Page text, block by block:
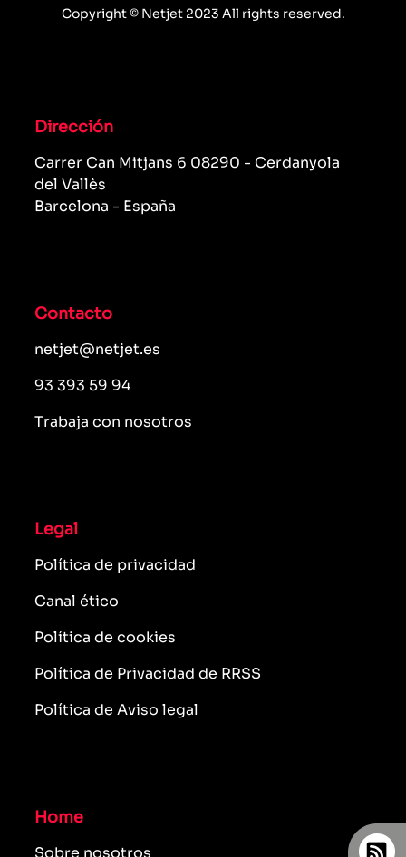
Copyright © Netjet 2023 All rights reserved.
Dirección
Carrer Can Mitjans 6 08290 - Cerdanyola
del Vallès
Barcelona - España
Contacto
netjet@netjet.es
93 393 59 94
Trabaja con nosotros
Legal
Política de privacidad
Canal ético
Política de cookies
Política de Privacidad de RRSS
Política de Aviso legal
Home
Sobre nosotros